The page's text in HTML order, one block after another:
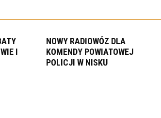
I
NOWY RADIOWÓZ DLA
KOMENDY POWIATOWEJ
POLICJI W NISKU